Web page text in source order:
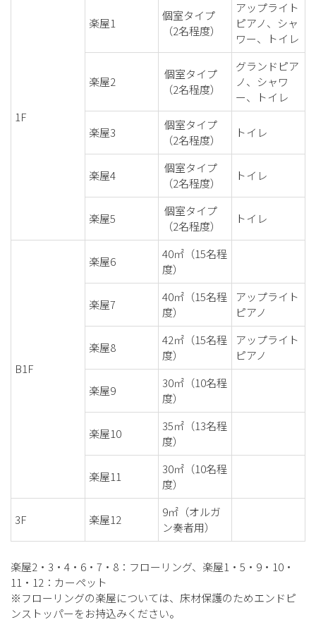
1F
楽屋1
個室タイプ
（2名程度）
アップライト
ピアノ、シャ
ワー、トイレ
楽屋2
個室タイプ
（2名程度）
グランドピア
ノ、シャワ
ー、トイレ
楽屋3
個室タイプ
（2名程度）
トイレ
楽屋4
個室タイプ
（2名程度）
トイレ
楽屋5
個室タイプ
（2名程度）
トイレ
B1F
楽屋6
40㎡（15名程
度）
楽屋7
40㎡（15名程
度）
アップライト
ピアノ
楽屋8
42㎡（15名程
度）
アップライト
ピアノ
楽屋9
30㎡（10名程
度）
楽屋10
35㎡（13名程
度）
楽屋11
30㎡（10名程
度）
3F 楽屋12
9㎡（オルガ
ン奏者用）
楽屋2・3・4・6・7・8：フローリング、楽屋1・5・9・10・
11・12：カーペット
※フローリングの楽屋については、床材保護のためエンドピ
ンストッパーをお持込みください。